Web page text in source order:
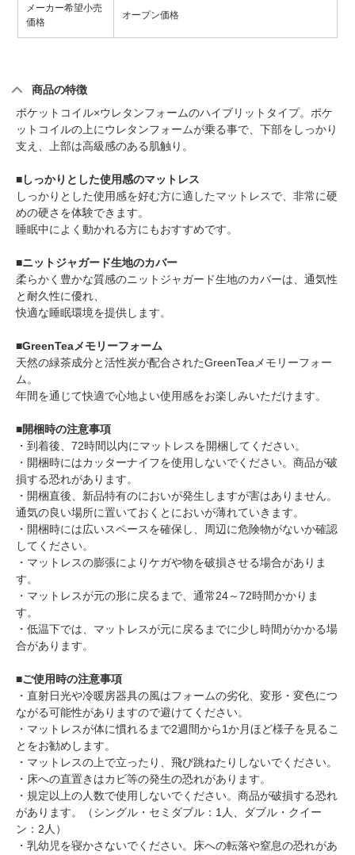
メーカー希望小売
価格
オープン価格
商品の特徴
ポケットコイル×ウレタンフォームのハイブリットタイプ。ポケ
ットコイルの上にウレタンフォームが乗る事で、下部をしっかり
支え、上部は高級感のある肌触り。
■しっかりとした使用感のマットレス
しっかりとした使用感を好む方に適したマットレスで、非常に硬
めの硬さを体験できます。
睡眠中によく動かれる方にもおすすめです。
■ニットジャガード生地のカバー
柔らかく豊かな質感のニットジャガード生地のカバーは、通気性
と耐久性に優れ、
快適な睡眠環境を提供します。
■GreenTeaメモリーフォーム
天然の緑茶成分と活性炭が配合されたGreenTeaメモリーフォー
ム。
年間を通じて快適で心地よい使用感をお楽しみいただけます。
■開梱時の注意事項
・到着後、72時間以内にマットレスを開梱してください。
・開梱時にはカッターナイフを使用しないでください。商品が破
損する恐れがあります。
・開梱直後、新品特有のにおいが発生しますが害はありません。
通気の良い場所に置いておくとにおいが薄れていきます。
・開梱時には広いスペースを確保し、周辺に危険物がないか確認
してください。
・マットレスの膨張によりケガや物を破損させる場合がありま
す。
・マットレスが元の形に戻るまで、通常24～72時間かかりま
す。
・低温下では、マットレスが元に戻るまでに少し時間がかかる場
合があります。
■ご使用時の注意事項
・直射日光や冷暖房器具の風はフォームの劣化、変形・変色につ
ながる可能性がありますので避けてください。
・マットレスが体に慣れるまで2週間から1か月ほど様子を見るこ
とをお勧めします。
・マットレスの上で立ったり、飛び跳ねたりしないでください。
・床への直置きはカビ等の発生の恐れがあります。
・規定以上の人数で使用しないでください。商品が破損する恐れ
があります。（シングル・セミダブル：1人、ダブル・クイー
ン：2人）
・乳幼児を寝かさないでください。床への転落や窒息の恐れがあ